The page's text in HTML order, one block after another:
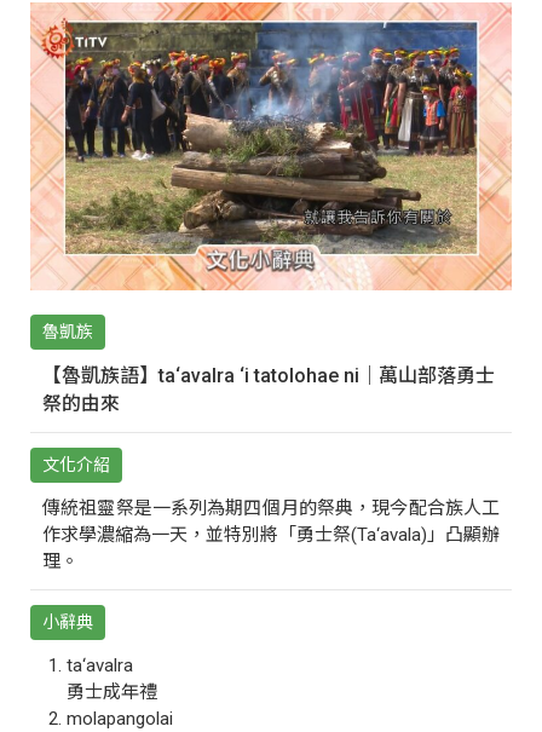
魯凱族
【魯凱族語】ta‘avalra ‘i tatolohae ni｜萬山部落勇士
祭的由來
文化介紹
傳統祖靈祭是一系列為期四個月的祭典，現今配合族人工
作求學濃縮為一天，並特別將「勇士祭(Ta‘avala)」凸顯辦
理。
小辭典
ta‘avalra
勇士成年禮
molapangolai